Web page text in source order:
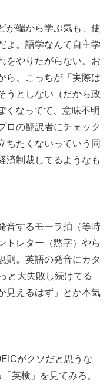
が端から学ぶ気も、使
よ。語学なんて自主学
をやりたがらない。お
ら、こっちが「実際は
うとしない（だから政
くなってて、意味不明
ロの翻訳者にチェック
ちたくないっていう同
済制裁してるようなも
音するモーラ拍（等時
トレター（黙字）やら
則。英語の発音にカタ
と大失敗し続けてる
見えるはず」とか本気
がクソだと思うな
英検」を見てみろ。